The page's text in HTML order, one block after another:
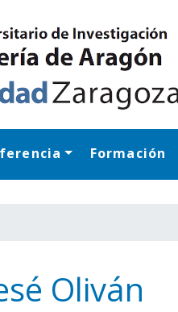
Formación
Oliván